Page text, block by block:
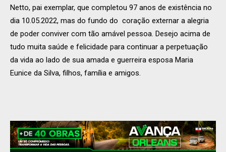
Netto, pai exemplar, que completou 97 anos de existência no
dia 10.05.2022, mas do fundo do coração externar a alegria
de poder conviver com tão amável pessoa. Desejo acima de
tudo muita saúde e felicidade para continuar a perpetuação
da vida ao lado de sua amada e guerreira esposa Maria
Eunice da Silva, filhos, família e amigos.